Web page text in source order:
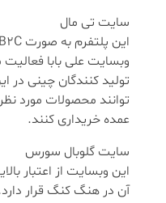
سایت تی مال
وبسایت علی بابا
تولید کنندگان چینی در
توانند محصولات مورد
عمده خریداری کنند.
سایت گلوبال سورس
این وبسایت از اعتبار
آن در هنگ کنگ قرار